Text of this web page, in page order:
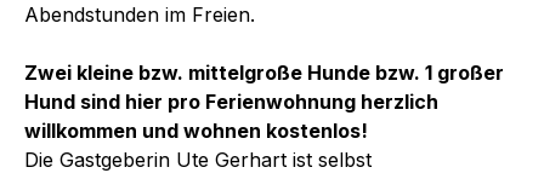
Abendstunden im Freien.
Zwei kleine bzw. mittelgroße Hunde bzw. 1 großer
Hund sind hier pro Ferienwohnung herzlich
willkommen und wohnen kostenlos!
Die Gastgeberin Ute Gerhart ist selbst